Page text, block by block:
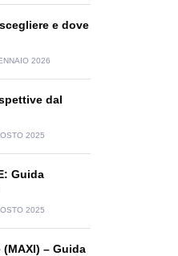
e dove
2026
dal
2025
Guida
2025
– Guida